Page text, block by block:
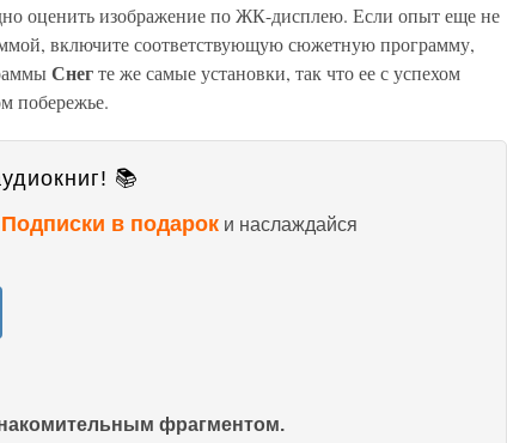
оценить изображение по ЖК-дисплею. Если опыт еще не
включите соответствующую сюжетную программу,
Снегте же самые установки, так что ее с успехом
побережье.
📚
в подарок и наслаждайся
фрагментом.